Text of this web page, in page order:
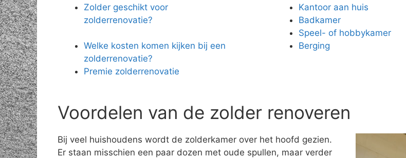
Zolder geschikt voor
zolderrenovatie?
Welke kosten komen kijken bij een
zolderrenovatie?
Premie zolderrenovatie
Kantoor aan huis
Badkamer
Speel- of hobbykamer
Berging
Voordelen van de zolder renoveren
Bij veel huishoudens wordt de zolderkamer over het hoofd gezien.
Er staan misschien een paar dozen met oude spullen, maar verder